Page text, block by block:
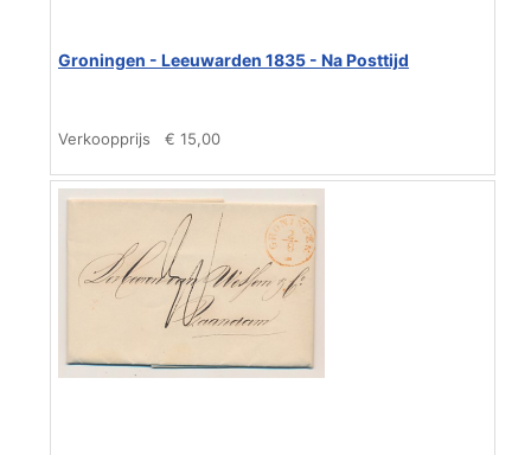
Groningen - Leeuwarden 1835 - Na Posttijd
Verkoopprijs € 15,00